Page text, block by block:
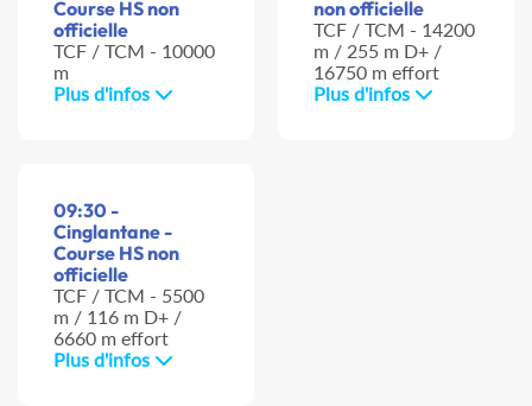
Course HS non
officielle
TCF / TCM - 10000
m
Plus d'infos
non officielle
TCF / TCM - 14200
m / 255 m D+ /
16750 m effort
Plus d'infos
09:30 -
Cinglantane -
Course HS non
officielle
TCF / TCM - 5500
m / 116 m D+ /
6660 m effort
Plus d'infos